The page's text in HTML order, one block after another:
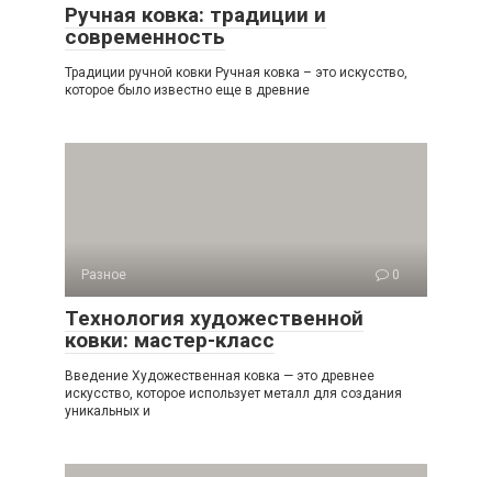
Ручная ковка: традиции и
современность
Традиции ручной ковки Ручная ковка – это искусство,
которое было известно еще в древние
Разное 0
Технология художественной
ковки: мастер-класс
Введение Художественная ковка — это древнее
искусство, которое использует металл для создания
уникальных и